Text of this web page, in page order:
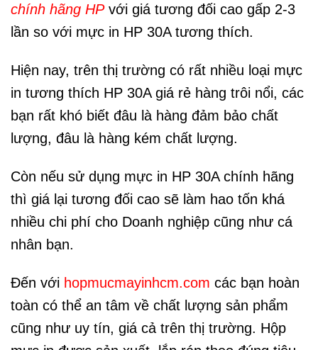
chính hãng HPvới giá tương đối cao gấp 2-3
lần so với mực in HP 30A tương thích.
Hiện nay, trên thị trường có rất nhiều loại mực
in tương thích HP 30A giá rẻ hàng trôi nổi, các
bạn rất khó biết đâu là hàng đảm bảo chất
lượng, đâu là hàng kém chất lượng.
Còn nếu sử dụng mực in HP 30A chính hãng
thì giá lại tương đối cao sẽ làm hao tốn khá
nhiều chi phí cho Doanh nghiệp cũng như cá
nhân bạn.
Đến với hopmucmayinhcm.com các bạn hoàn
toàn có thể an tâm về chất lượng sản phẩm
cũng như uy tín, giá cả trên thị trường. Hộp